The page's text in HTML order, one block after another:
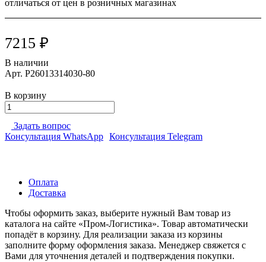
отличаться от цен в розничных магазинах
7215 ₽
В наличии
Арт. P26013314030-80
В корзину
Задать вопрос
Консультация WhatsApp Консультация Telegram
Оплата
Доставка
Чтобы оформить заказ, выберите нужный Вам товар из
каталога на сайте «Пром-Логистика». Товар автоматически
попадёт в корзину. Для реализации заказа из корзины
заполните форму оформления заказа. Менеджер свяжется с
Вами для уточнения деталей и подтверждения покупки.